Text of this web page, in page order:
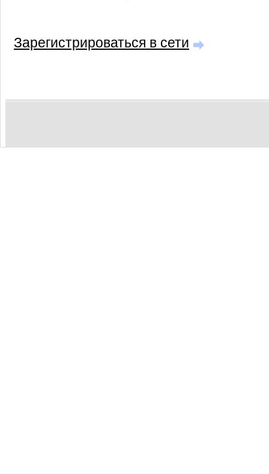
Зарегистрироваться в сети